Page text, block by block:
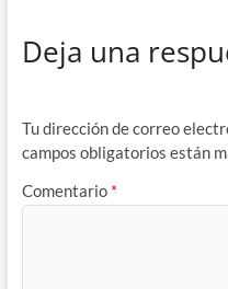
Deja una
Tu dirección de correo
campos obligatorios están
Comentario *